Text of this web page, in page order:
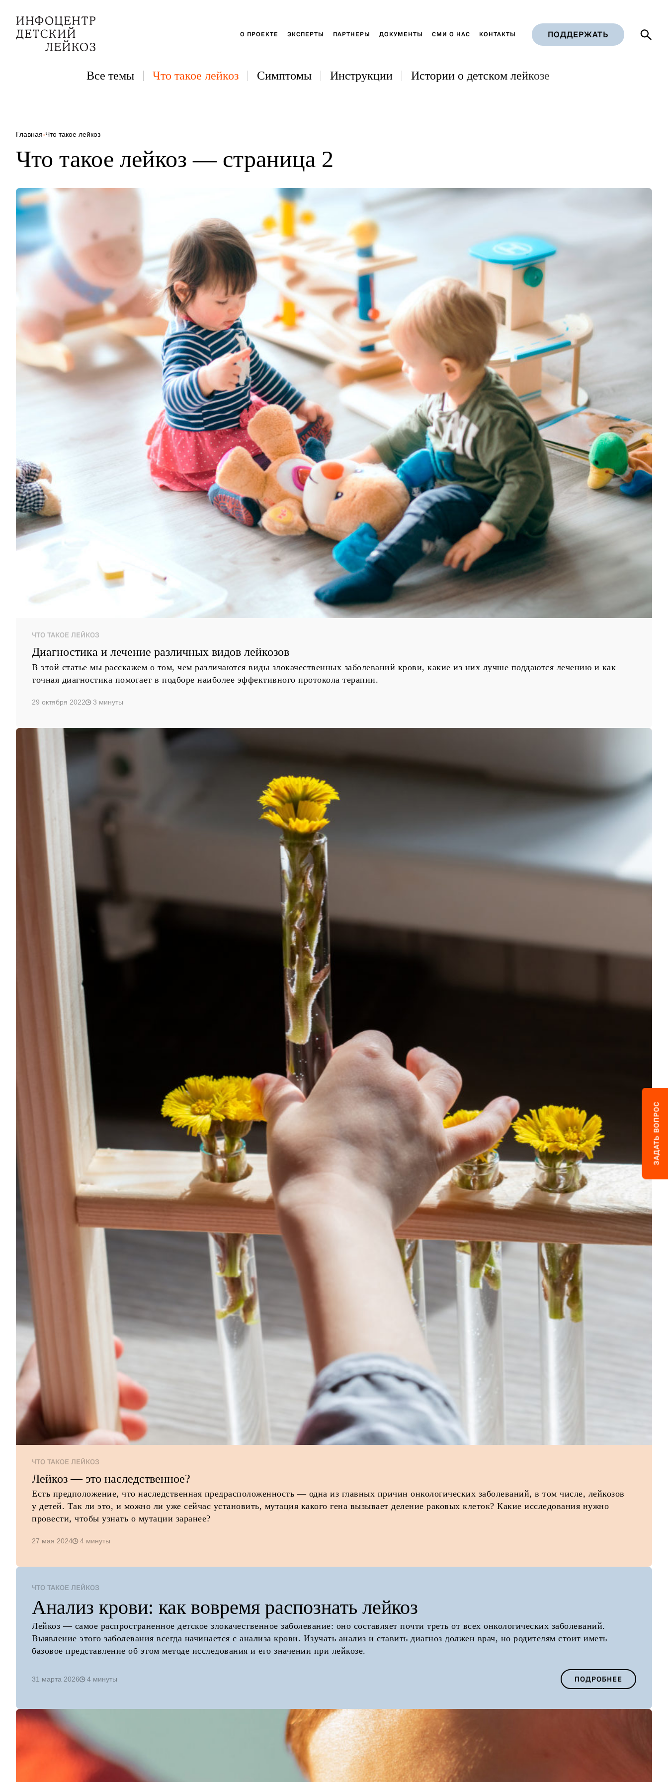
ЗАДАТЬ ВОПРОС
О ПРОЕКТЕ ЭКСПЕРТЫ ПАРТНЕРЫ ДОКУМЕНТЫ СМИ О НАС КОНТАКТЫ ПОДДЕРЖАТЬ
Все темы Что такое лейкоз Симптомы Инструкции Истории о детском лейкозе
Главная›Что такое лейкоз
Что такое лейкоз — страница 2
ЧТО ТАКОЕ ЛЕЙКОЗ
Диагностика и лечение различных видов лейкозов
В этой статье мы расскажем о том, чем различаются виды злокачественных заболеваний крови, какие из них лучше поддаются лечению и как
точная диагностика помогает в подборе наиболее эффективного протокола терапии.
29 октября 2022 3 минуты
ЧТО ТАКОЕ ЛЕЙКОЗ
Лейкоз — это наследственное?
Есть предположение, что наследственная предрасположенность — одна из главных причин онкологических заболеваний, в том числе, лейкозов
у детей. Так ли это, и можно ли уже сейчас установить, мутация какого гена вызывает деление раковых клеток? Какие исследования нужно
провести, чтобы узнать о мутации заранее?
27 мая 2024 4 минуты
ЧТО ТАКОЕ ЛЕЙКОЗ
Анализ крови: как вовремя распознать лейкоз
Лейкоз — самое распространенное детское злокачественное заболевание: оно составляет почти треть от всех онкологических заболеваний.
Выявление этого заболевания всегда начинается с анализа крови. Изучать анализ и ставить диагноз должен врач, но родителям стоит иметь
базовое представление об этом методе исследования и его значении при лейкозе.
31 марта 2026 4 минуты ПОДРОБНЕЕ